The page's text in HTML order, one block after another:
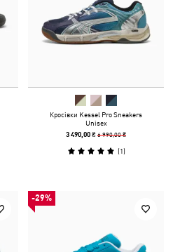
Кросівки Kessel Pro Sneakers
Unisex
3 490,00 ₴6 990,00 ₴
(1)
-29%